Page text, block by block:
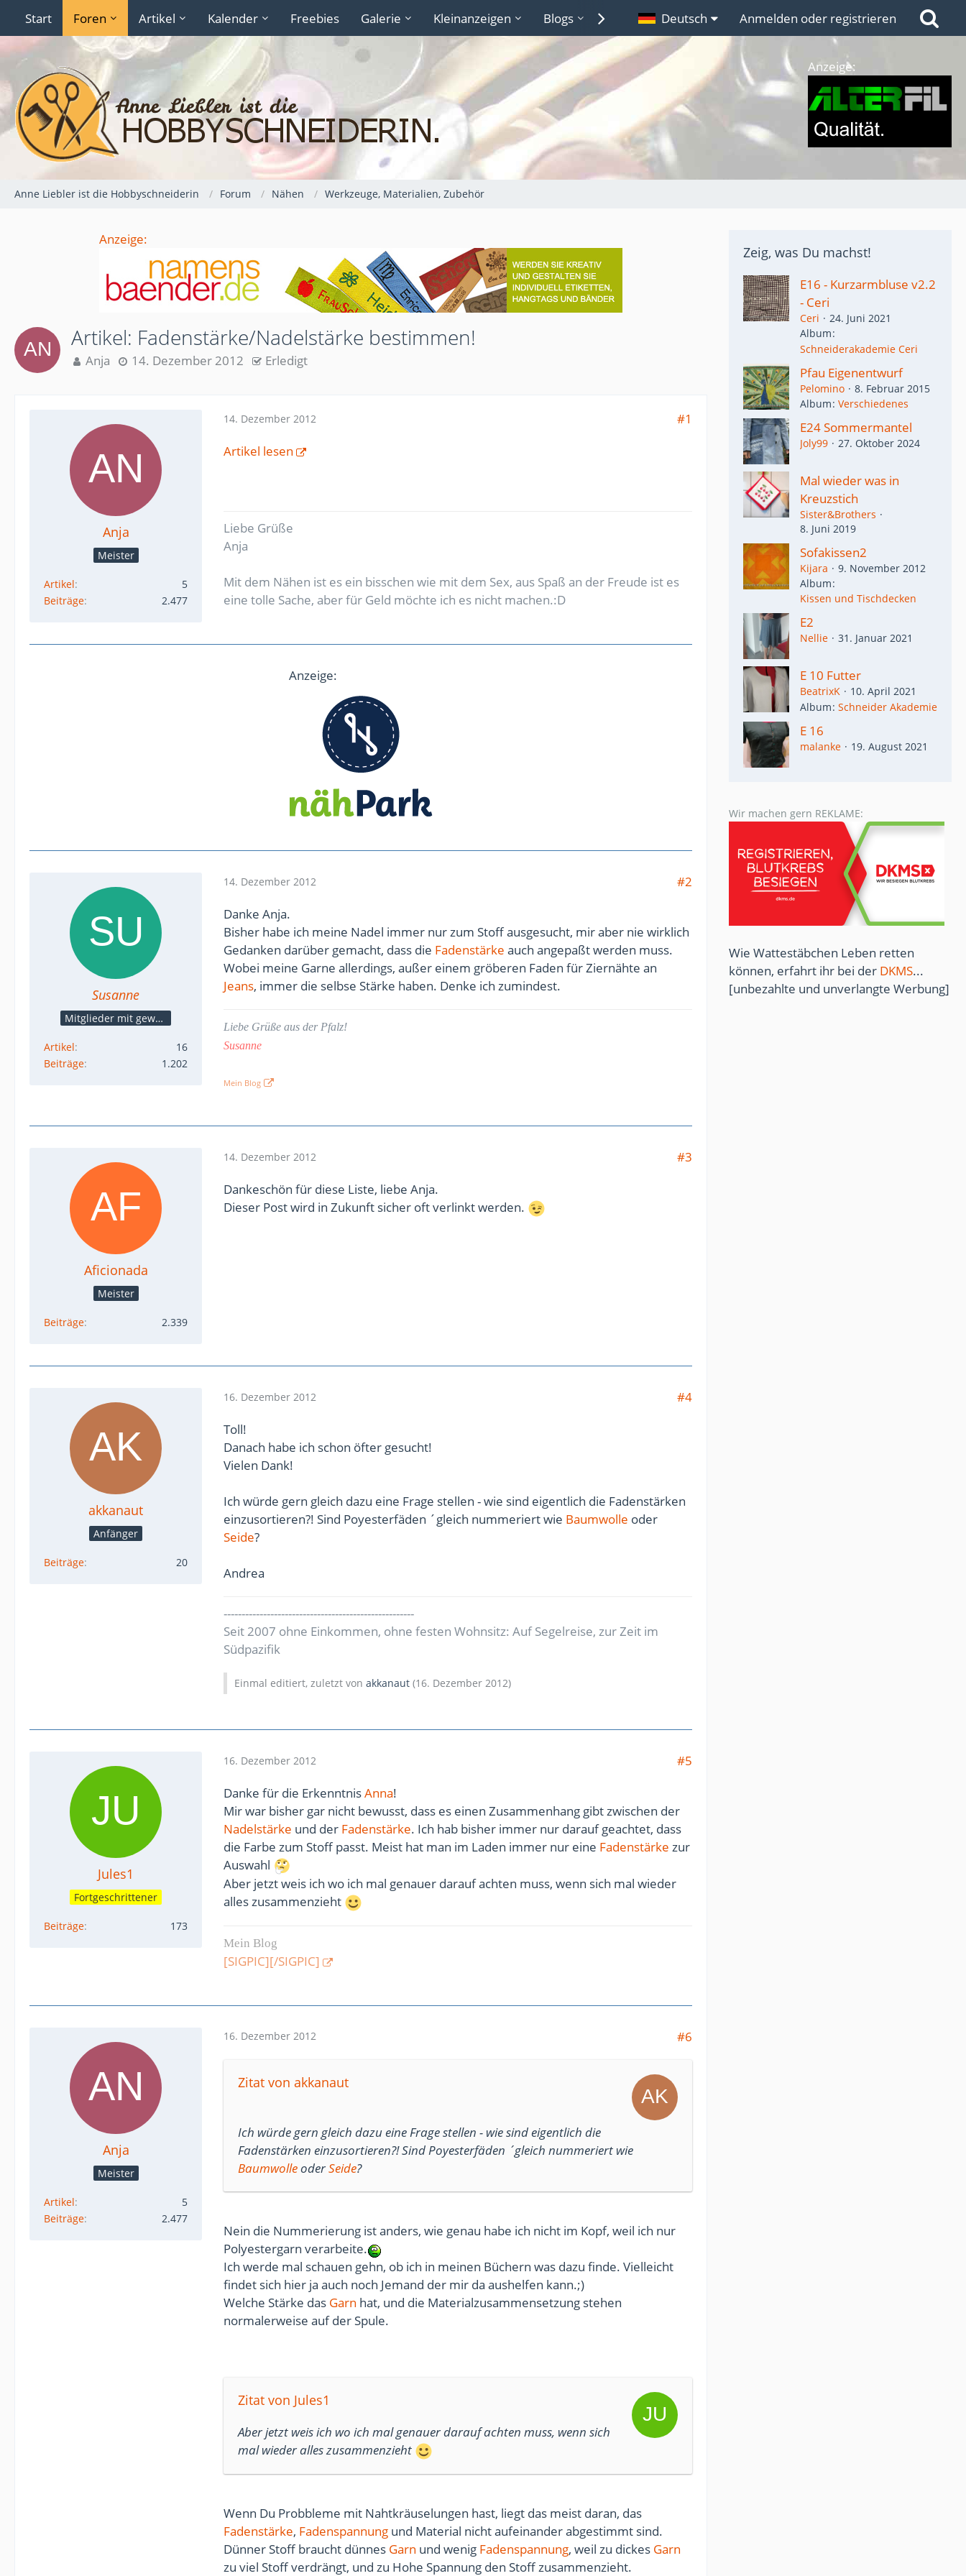
Start Foren Artikel Kalender Freebies Galerie Kleinanzeigen Blogs Lexikon Links
Deutsch Anmelden oder registrieren
Anzeige:
Anne Liebler ist die Hobbyschneiderin Forum Nähen Werkzeuge, Materialien, Zubehör
Anzeige:
Artikel: Fadenstärke/Nadelstärke bestimmen!
Anja 14. Dezember 2012 Erledigt
Anja
Meister
Artikel
5
Beiträge
2.477
14. Dezember 2012
#1
Artikel lesen
Liebe Grüße
Anja
Mit dem Nähen ist es ein bisschen wie mit dem Sex, aus Spaß an der Freude ist es
eine tolle Sache, aber für Geld möchte ich es nicht machen.:D
Anzeige:
Susanne
Mitglieder mit gewerblicher Verbindung, auch als Mitarbeiter/in
Artikel
16
Beiträge
1.202
14. Dezember 2012
#2
Danke Anja.
Bisher habe ich meine Nadel immer nur zum Stoff ausgesucht, mir aber nie wirklich
Gedanken darüber gemacht, dass die Fadenstärke auch angepaßt werden muss.
Wobei meine Garne allerdings, außer einem gröberen Faden für Ziernähte an
Jeans, immer die selbse Stärke haben. Denke ich zumindest.
Liebe Grüße aus der Pfalz!
Susanne
Mein Blog
Aficionada
Meister
Beiträge 2.339
14. Dezember 2012
#3
Dankeschön für diese Liste, liebe Anja.
Dieser Post wird in Zukunft sicher oft verlinkt werden.
akkanaut
Anfänger
Beiträge 20
16. Dezember 2012
#4
Toll!
Danach habe ich schon öfter gesucht!
Vielen Dank!
Ich würde gern gleich dazu eine Frage stellen - wie sind eigentlich die Fadenstärken
einzusortieren?! Sind Poyesterfäden ´gleich nummeriert wie Baumwolle oder
Seide?
Andrea
-----------------------------------------------------
Seit 2007 ohne Einkommen, ohne festen Wohnsitz: Auf Segelreise, zur Zeit im
Südpazifik
Einmal editiert, zuletzt von akkanaut (16. Dezember 2012)
Jules1
Fortgeschrittener
Beiträge 173
16. Dezember 2012
#5
Danke für die ErkenntnisAnna!
Mir war bisher gar nicht bewusst, dass es einen Zusammenhang gibt zwischen der
Nadelstärke und der Fadenstärke. Ich hab bisher immer nur darauf geachtet, dass
die Farbe zum Stoff passt. Meist hat man im Laden immer nur eine Fadenstärke zur
Auswahl
Aber jetzt weis ich wo ich mal genauer darauf achten muss, wenn sich mal wieder
alles zusammenzieht
Mein Blog
[SIGPIC][/SIGPIC]
Anja
Meister
Artikel
5
Beiträge
2.477
16. Dezember 2012 #6
Zitat von akkanaut
Ich würde gern gleich dazu eine Frage stellen - wie sind eigentlich die
Fadenstärken einzusortieren?! Sind Poyesterfäden ´gleich nummeriert wie
BaumwolleoderSeide?
Nein die Nummerierung ist anders, wie genau habe ich nicht im Kopf, weil ich nur
Polyestergarn verarbeite.
Ich werde mal schauen gehn, ob ich in meinen Büchern was dazu finde. Vielleicht
findet sich hier ja auch noch Jemand der mir da aushelfen kann.;)
Welche Stärke das Garn hat, und die Materialzusammensetzung stehen
normalerweise auf der Spule.
Zitat von Jules1
Aber jetzt weis ich wo ich mal genauer darauf achten muss, wenn sich
mal wieder alles zusammenzieht
Wenn Du Probbleme mit Nahtkräuselungen hast, liegt das meist daran, das
Fadenstärke, Fadenspannung und Material nicht aufeinander abgestimmt sind.
Dünner Stoff braucht dünnes Garn und wenig Fadenspannung, weil zu dickes Garn
zu viel Stoff verdrängt, und zu Hohe Spannung den Stoff zusammenzieht.
Zeig, was Du machst!
E16 - Kurzarmbluse v2.2
- Ceri
Ceri
24. Juni 2021
Album
Schneiderakademie Ceri
Pfau Eigenentwurf
Pelomino
8. Februar 2015
Album Verschiedenes
E24 Sommermantel
Joly99 27. Oktober 2024
Mal wieder was in
Kreuzstich
Sister&Brothers
8. Juni 2019
Sofakissen2
Kijara
9. November 2012
Album
Kissen und Tischdecken
E2
Nellie 31. Januar 2021
E 10 Futter
BeatrixK
10. April 2021
Album Schneider Akademie
E 16
malanke 19. August 2021
Wir machen gern REKLAME:
Wie Wattestäbchen Leben retten
können, erfahrt ihr bei der DKMS...
[unbezahlte und unverlangte Werbung]